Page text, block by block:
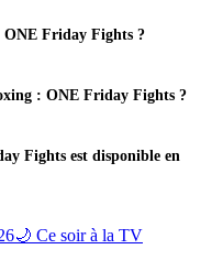
ONE Friday Fights ?
: ONE Friday Fights ?
Fights est disponible en
🌙 Ce soir à la TV